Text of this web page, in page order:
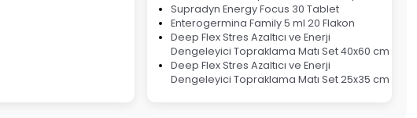
Supradyn Energy Focus 30 Tablet
Enterogermina Family 5 ml 20 Flakon
Deep Flex Stres Azaltıcı ve Enerji
Dengeleyici Topraklama Matı Set 40x60 cm
Deep Flex Stres Azaltıcı ve Enerji
Dengeleyici Topraklama Matı Set 25x35 cm